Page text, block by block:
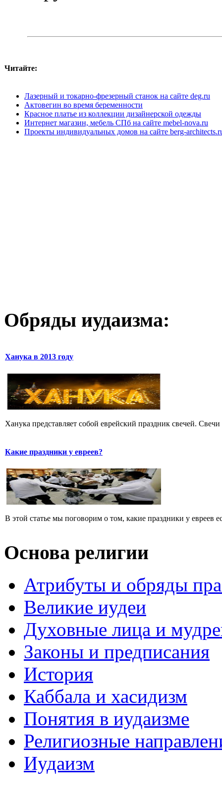
Читайте:
Лазерный и токарно-фрезерный станок на сайте deg.ru
Актовегин во время беременности
Красное платье из коллекции дизайнерской одежды
Интернет магазин, мебель СПб на сайте mebel-nova.ru
Проекты индивидуальных домов на сайте berg-
Обряды иудаизма:
Ханука в 2013 году
Ханука представляет собой еврейский праздник свечей.
Какие праздники у евреев?
В этой статье мы поговорим о том, какие праздники у евреев
Основа религии
Атрибуты и обряды
Великие иудеи
Духовные лица и
Законы и предписания
История
Каббала и хасидизм
Понятия в иудаизме
Религиозные
Иудаизм